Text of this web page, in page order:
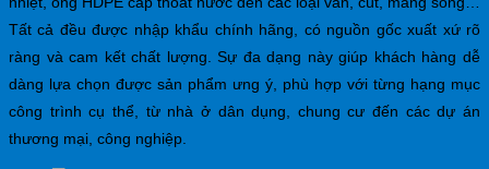
Tất cả đều được nhập khẩu chính hãng, có nguồn gốc xuất xứ rõ
ràng và cam kết chất lượng. Sự đa dạng này giúp khách hàng dễ
dàng lựa chọn được sản phẩm ưng ý, phù hợp với từng hạng mục
công trình cụ thể, từ nhà ở dân dụng, chung cư đến các dự án
thương mại, công nghiệp.